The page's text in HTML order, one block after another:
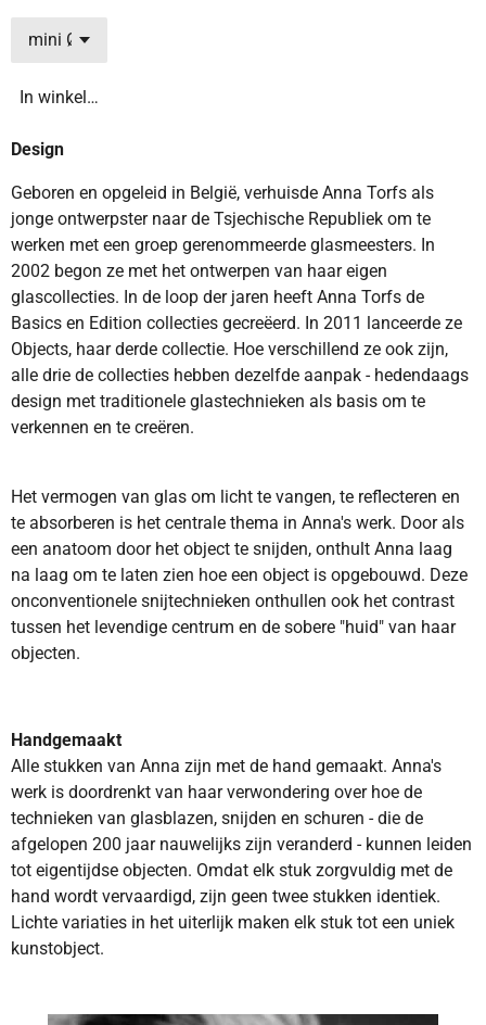
In winkelwagen
Design
Geboren en opgeleid in België, verhuisde Anna Torfs als
jonge ontwerpster naar de Tsjechische Republiek om te
werken met een groep gerenommeerde glasmeesters. In
2002 begon ze met het ontwerpen van haar eigen
glascollecties. In de loop der jaren heeft Anna Torfs de
Basics en Edition collecties gecreëerd. In 2011 lanceerde ze
Objects, haar derde collectie. Hoe verschillend ze ook zijn,
alle drie de collecties hebben dezelfde aanpak - hedendaags
design met traditionele glastechnieken als basis om te
verkennen en te creëren.
Het vermogen van glas om licht te vangen, te reflecteren en
te absorberen is het centrale thema in Anna's werk. Door als
een anatoom door het object te snijden, onthult Anna laag
na laag om te laten zien hoe een object is opgebouwd. Deze
onconventionele snijtechnieken onthullen ook het contrast
tussen het levendige centrum en de sobere "huid" van haar
objecten.
Handgemaakt
Alle stukken van Anna zijn met de hand gemaakt. Anna's
werk is doordrenkt van haar verwondering over hoe de
technieken van glasblazen, snijden en schuren - die de
afgelopen 200 jaar nauwelijks zijn veranderd - kunnen leiden
tot eigentijdse objecten. Omdat elk stuk zorgvuldig met de
hand wordt vervaardigd, zijn geen twee stukken identiek.
Lichte variaties in het uiterlijk maken elk stuk tot een uniek
kunstobject.